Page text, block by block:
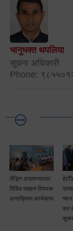
भानुभक्त थपलिया
सूचना अधिकारी
Phone:
लैङ्गि असमानताका
विबिध पक्षहरु विषयक
अन्तक्रिया कार्यक्रम
कर